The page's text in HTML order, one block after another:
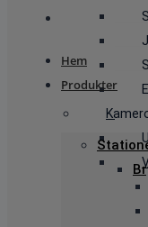
Hem
Produkter